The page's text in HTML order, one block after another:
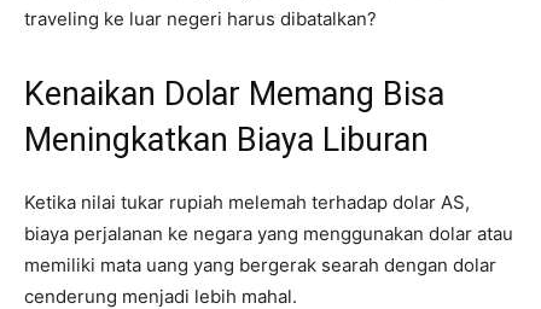
traveling ke luar negeri harus dibatalkan?
Kenaikan Dolar Memang Bisa
Meningkatkan Biaya Liburan
Ketika nilai tukar rupiah melemah terhadap dolar AS,
biaya perjalanan ke negara yang menggunakan dolar atau
memiliki mata uang yang bergerak searah dengan dolar
cenderung menjadi lebih mahal.